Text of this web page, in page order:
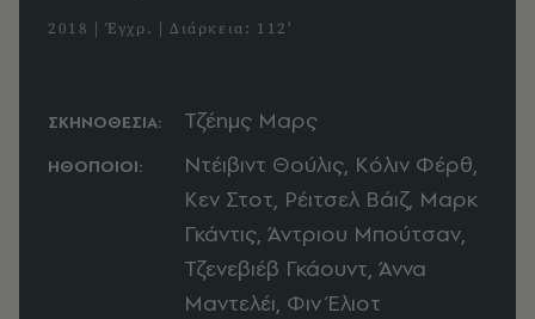
2018 | Έγχρ. | Διάρκεια: 112'
ΣΚΗΝΟΘΕΣΙΑ: Τζέημς Μαρς
ΗΘΟΠΟΙΟΙ:
Ντέιβιντ Θούλις, Κόλιν Φέρθ,
Κεν Στοτ, Ρέιτσελ Βάιζ, Μαρκ
Γκάντις, Άντριου Μπούτσαν,
Τζενεβιέβ Γκάουντ, Άννα
Μαντελέι, Φιν Έλιοτ